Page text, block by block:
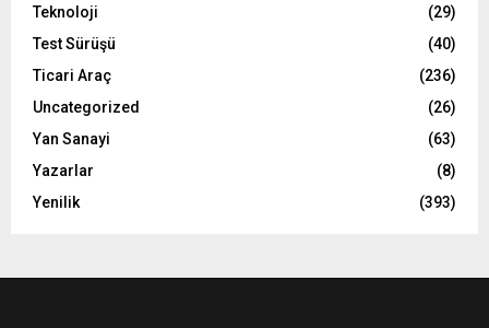
Teknoloji
(29)
Test Sürüşü
(40)
Ticari Araç
(236)
Uncategorized
(26)
Yan Sanayi
(63)
Yazarlar
(8)
Yenilik
(393)